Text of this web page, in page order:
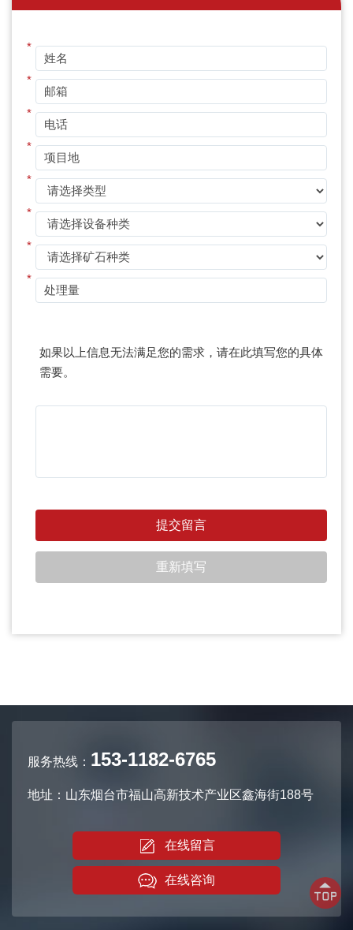
*
*
*
*
*
*
*
*
如果以上信息无法满足您的需求，请在此填写您的具体
需要。
服务热线： 153-1182-6765
地址：山东烟台市福山高新技术产业区鑫海街188号
在线留言
在线咨询